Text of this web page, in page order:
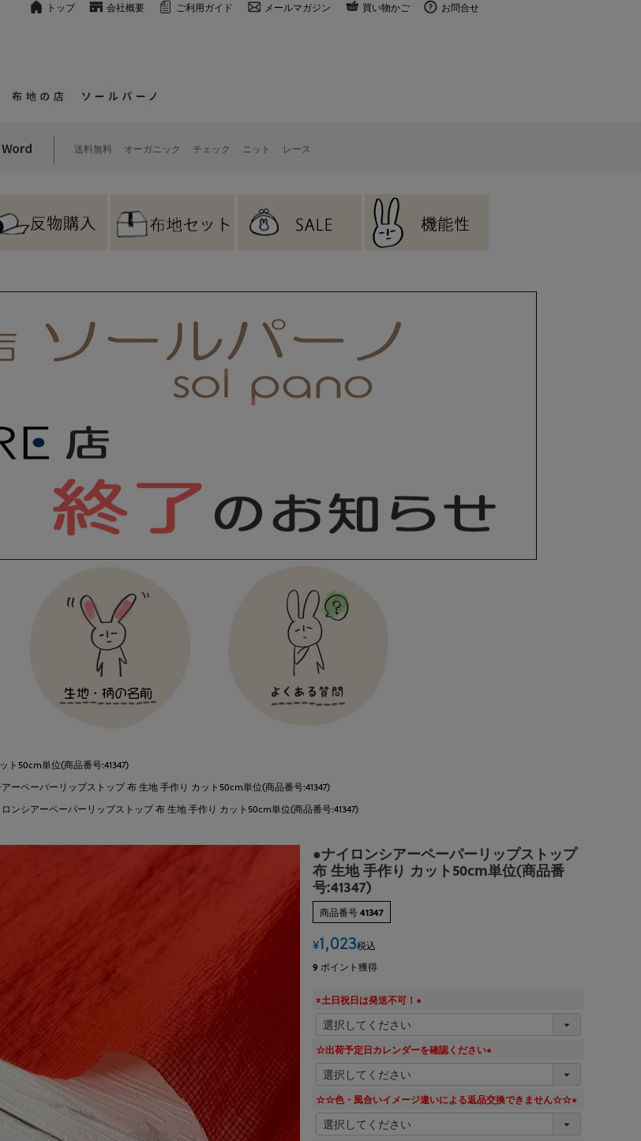
トップ 会社概要 ご利用ガイド メールマガジン 買い物かご お問合せ
送料無料 オーガニック チェック ニット レース
ト50cm単位(商品番号:41347)
ーペーパーリップストップ 布 生地 手作り カット50cm単位(商品番号:41347)
ンシアーペーパーリップストップ 布 生地 手作り カット50cm単位(商品番号:41347)
●ナイロンシアーペーパーリップストップ
布 生地 手作り カット50cm単位(商品番
号:41347)
商品番号41347
¥1,023税込
9ポイント獲得
×土日祝日は発送不可！
(
必
須
)
☆出荷予定日カレンダーを確認ください
(
必
須
)
☆☆色・風合いイメージ違いによる返品交換できません☆☆
(
必